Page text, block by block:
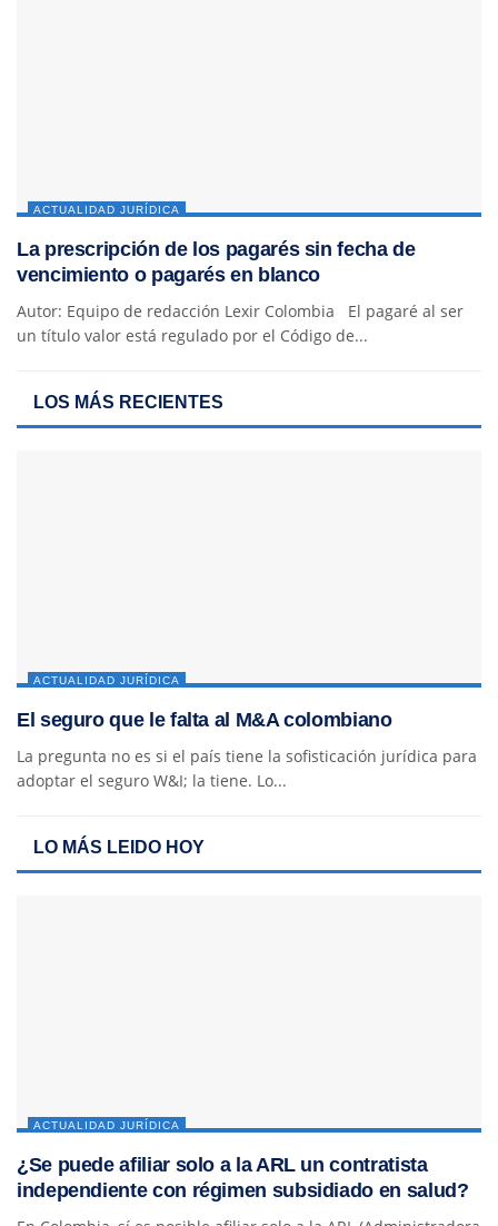
ACTUALIDAD JURÍDICA
La prescripción de los pagarés sin fecha de
vencimiento o pagarés en blanco
Autor: Equipo de redacción Lexir Colombia El pagaré al ser
un título valor está regulado por el Código de...
LOS MÁS RECIENTES
ACTUALIDAD JURÍDICA
El seguro que le falta al M&A colombiano
La pregunta no es si el país tiene la sofisticación jurídica para
adoptar el seguro W&I; la tiene. Lo...
LO MÁS LEIDO HOY
ACTUALIDAD JURÍDICA
¿Se puede afiliar solo a la ARL un contratista
independiente con régimen subsidiado en salud?